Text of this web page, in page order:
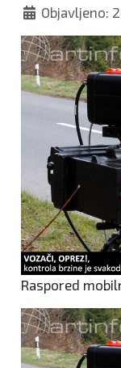
Objavljeno:
Raspored